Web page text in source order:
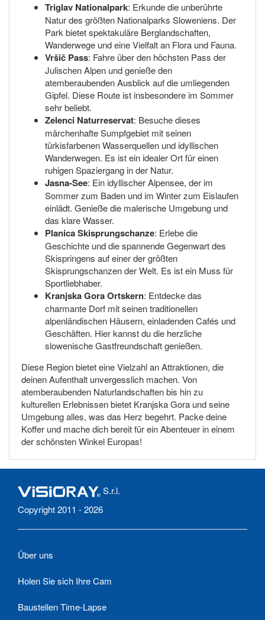
Triglav Nationalpark: Erkunde die unberührte
Natur des größten Nationalparks Sloweniens. Der
Park bietet spektakuläre Berglandschaften,
Wanderwege und eine Vielfalt an Flora und Fauna.
Vršič Pass: Fahre über den höchsten Pass der
Julischen Alpen und genieße den
atemberaubenden Ausblick auf die umliegenden
Gipfel. Diese Route ist insbesondere im Sommer
sehr beliebt.
Zelenci Naturreservat: Besuche dieses
märchenhafte Sumpfgebiet mit seinen
türkisfarbenen Wasserquellen und idyllischen
Wanderwegen. Es ist ein idealer Ort für einen
ruhigen Spaziergang in der Natur.
Jasna-See: Ein idyllischer Alpensee, der im
Sommer zum Baden und im Winter zum Eislaufen
einlädt. Genieße die malerische Umgebung und
das klare Wasser.
Planica Skisprungschanze: Erlebe die
Geschichte und die spannende Gegenwart des
Skispringens auf einer der größten
Skisprungschanzen der Welt. Es ist ein Muss für
Sportliebhaber.
Kranjska Gora Ortskern: Entdecke das
charmante Dorf mit seinen traditionellen
alpenländischen Häusern, einladenden Cafés und
Geschäften. Hier kannst du die herzliche
slowenische Gastfreundschaft genießen.
Diese Region bietet eine Vielzahl an Attraktionen, die
deinen Aufenthalt unvergesslich machen. Von
atemberaubenden Naturlandschaften bis hin zu
kulturellen Erlebnissen bietet Kranjska Gora und seine
Umgebung alles, was das Herz begehrt. Packe deine
Koffer und mache dich bereit für ein Abenteuer in einem
der schönsten Winkel Europas!
S.r.l.
Copyright 2011 - 2026
Über uns
Holen Sie sich Ihre Cam
Baustellen Time-Lapse